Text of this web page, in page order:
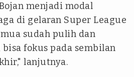
menjadi modal
di gelaran Super League
sudah pulih dan
fokus pada sembilan
lanjutnya.